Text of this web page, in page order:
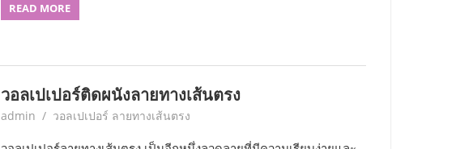
READ MORE
วอลเปเปอร์ติดผนังลายทางเส้นตรง
June 7, 2017
admin วอลเปเปอร์ ลายทางเส้นตรง